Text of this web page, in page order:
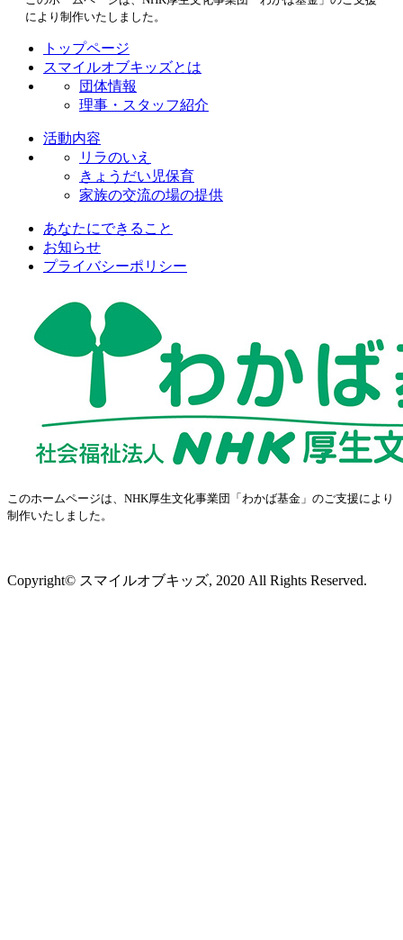
により制作いたしました。
トップページ
スマイルオブキッズとは
団体情報
理事・スタッフ紹介
活動内容
リラのいえ
きょうだい児保育
家族の交流の場の提供
あなたにできること
お知らせ
プライバシーポリシー
このホームページは、NHK厚生文化事業団「わかば基金」のご支援により
制作いたしました。
Copyright© スマイルオブキッズ, 2020 All Rights Reserved.